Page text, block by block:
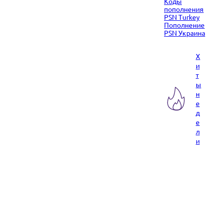
пополнения
PSN Turkey
Пополнение
PSN Украина
Х
и
т
ы
н
е
д
е
л
и